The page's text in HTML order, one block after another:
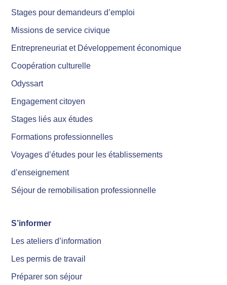
Stages pour demandeurs d’emploi
Missions de service civique
Entrepreneuriat et Développement économique
Coopération culturelle
Odyssart
Engagement citoyen
Stages liés aux études
Formations professionnelles
Voyages d’études pour les établissements
d’enseignement
Séjour de remobilisation professionnelle
S’informer
Les ateliers d’information
Les permis de travail
Préparer son séjour